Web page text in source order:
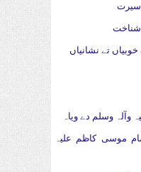
سیرت
شناخت
تے نشانیاں
وآلہ وسلم دے ویاہ
موسی کاظم علیہ